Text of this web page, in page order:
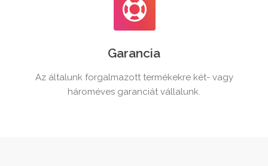
Garancia
Az általunk forgalmazott termékekre két- vagy
hároméves garanciát vállalunk.